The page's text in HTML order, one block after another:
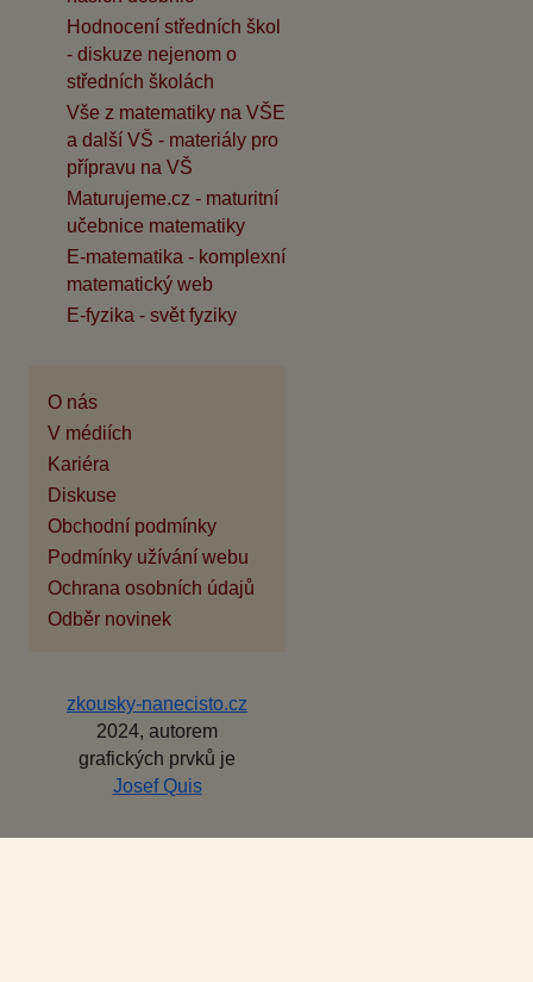
Hodnocení středních škol
- diskuze nejenom o
středních školách
Vše z matematiky na VŠE
a další VŠ - materiály pro
přípravu na VŠ
Maturujeme.cz - maturitní
učebnice matematiky
E-matematika - komplexní
matematický web
E-fyzika - svět fyziky
O nás
V médiích
Kariéra
Diskuse
Obchodní podmínky
Podmínky užívání webu
Ochrana osobních údajů
Odběr novinek
zkousky-nanecisto.cz
2024, autorem
grafických prvků je
Josef Quis